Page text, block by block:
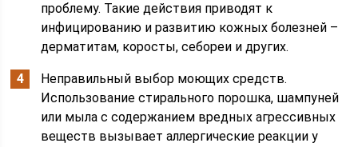
проблему. Такие действия приводят к
инфицированию и развитию кожных болезней –
дерматитам, коросты, себореи и других.
Неправильный выбор моющих средств.
Использование стирального порошка, шампуней
или мыла с содержанием вредных агрессивных
веществ вызывает аллергические реакции у